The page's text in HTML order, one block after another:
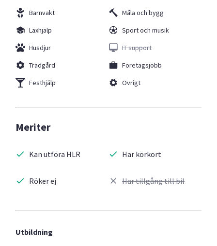
Barnvakt
Läxhjälp
Husdjur
Trädgård
Festhjälp
Måla och bygg
Sport och musik
IT support
Företagsjobb
Övrigt
Meriter
Kan utföra HLR
Röker ej
Har körkort
Har tillgång till bil
Utbildning